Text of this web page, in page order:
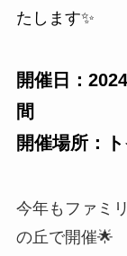
たします✨
開催日：
間
開催場所：
今年もファミ
の丘で開催🌟